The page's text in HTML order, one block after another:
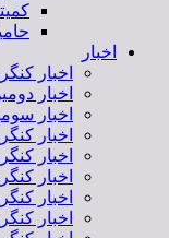
اخبار
اخبار
اخبار
اخبار
اخبار
اخبار
اخبار
اخبار
اخبار